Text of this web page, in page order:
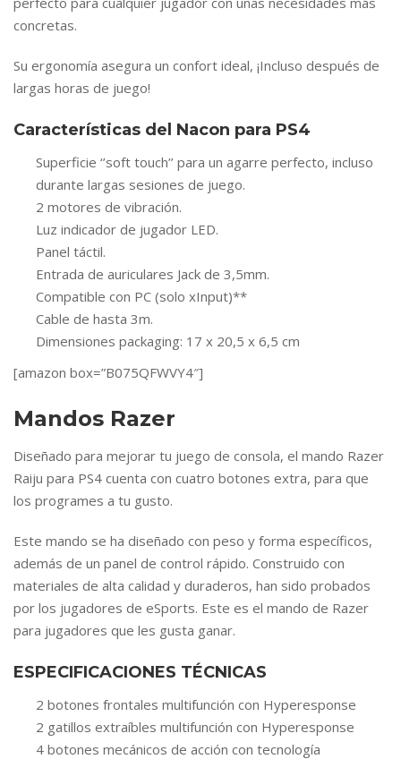
concretas.
Su ergonomía asegura un confort ideal, ¡Incluso después de
largas horas de juego!
Características del Nacon para PS4
Superficie ‘’soft touch’’ para un agarre perfecto, incluso
durante largas sesiones de juego.
2 motores de vibración.
Luz indicador de jugador LED.
Panel táctil.
Entrada de auriculares Jack de 3,5mm.
Compatible con PC (solo xInput)**
Cable de hasta 3m.
Dimensiones packaging: 17 x 20,5 x 6,5 cm
[amazon box=”B075QFWVY4″]
Mandos Razer
Diseñado para mejorar tu juego de consola, el mando Razer
Raiju para PS4 cuenta con cuatro botones extra, para que
los programes a tu gusto.
Este mando se ha diseñado con peso y forma específicos,
además de un panel de control rápido. Construido con
materiales de alta calidad y duraderos, han sido probados
por los jugadores de eSports. Este es el mando de Razer
para jugadores que les gusta ganar.
ESPECIFICACIONES TÉCNICAS
2 botones frontales multifunción con Hyperesponse
2 gatillos extraíbles multifunción con Hyperesponse
4 botones mecánicos de acción con tecnología